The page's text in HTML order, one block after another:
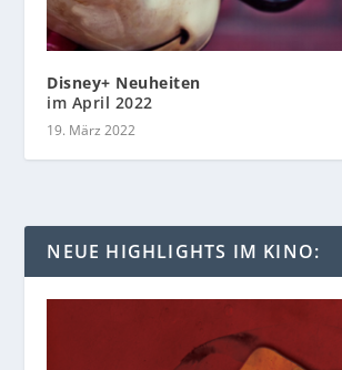
Disney+ Neuheiten
im April 2022
19. März 2022
NEUE HIGHLIGHTS IM KINO: